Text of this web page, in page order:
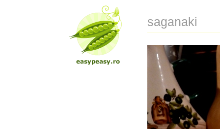
saganaki